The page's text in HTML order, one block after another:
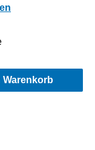
Warenkorb